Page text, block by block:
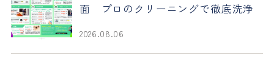
面 プロのクリーニングで徹底洗浄
2026.08.06